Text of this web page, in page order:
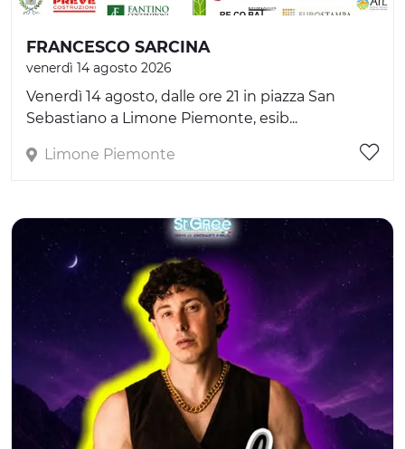
FRANCESCO SARCINA
venerdì 14 agosto 2026
Venerdì 14 agosto, dalle ore 21 in piazza San
Sebastiano a Limone Piemonte, esib...
Limone Piemonte